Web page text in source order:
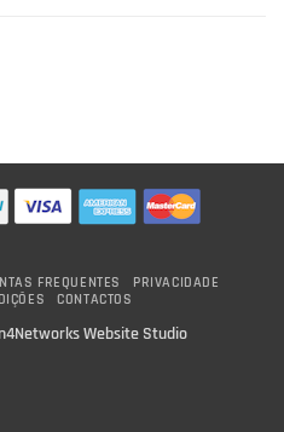
FREQUENTES
PRIVACIDADE
CONTACTOS
Website Studio